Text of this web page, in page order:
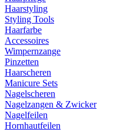
Haarstyling
Styling Tools
Haarfarbe
Accessoires
Wimpernzange
Pinzetten
Haarscheren
Manicure Sets
Nagelscheren
Nagelzangen & Zwicker
Nagelfeilen
Hornhautfeilen